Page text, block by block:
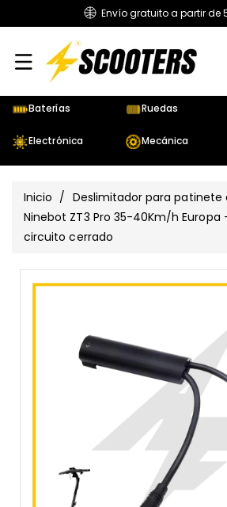
Envío gratuito a partir de
Baterías Ruedas
Electrónica Mecánica
Inicio / Deslimitador para patinete
Ninebot ZT3 Pro 35-40Km/h
circuito cerrado
A La